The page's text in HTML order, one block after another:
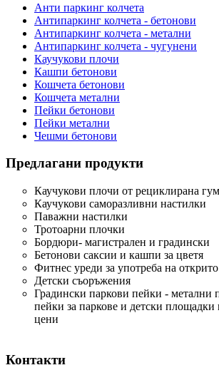
Анти паркинг колчета
Антипаркинг колчета - бетонови
Антипаркинг колчета - метални
Антипаркинг колчета - чугунени
Каучукови плочи
Кашпи бетонови
Кошчета бетонови
Кошчета метални
Пейки бетонови
Пейки метални
Чешми бетонови
Предлагани продукти
Каучукови плочи от рециклирана
Каучукови саморазливни настилки
Паважни настилки
Тротоарни плочки
Бордюри- магистрален и градински
Бетонови саксии и кашпи за цветя
Фитнес уреди за употреба на открито
Детски съоръжения
Градински паркови пейки - метални
пейки за паркове и детски
цени
Контакти